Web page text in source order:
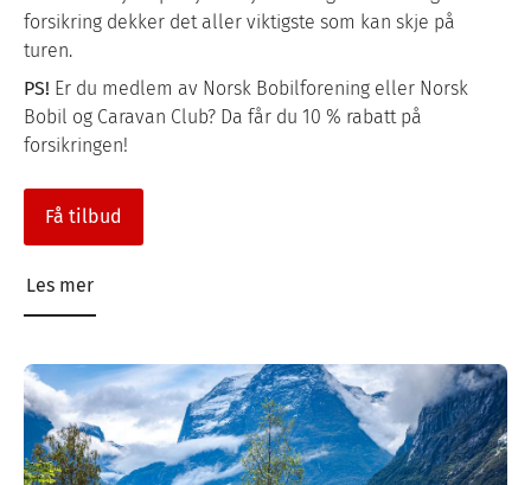
forsikring dekker det aller viktigste som kan skje på
turen.
PS! Er du medlem av Norsk Bobilforening eller Norsk
Bobil og Caravan Club? Da får du 10 % rabatt på
forsikringen!
Få tilbud
Les mer